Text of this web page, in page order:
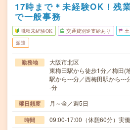
17時まで＊未経験OK！残
で一般事務
職種未経験OK 交通費別途支給あり
派遣
勤務地
大阪市北区
東梅田駅から徒歩1分／梅田(
駅から---分／西梅田駅から---
-分
曜日頻度 月～金／週5日
時間 09:00-17:00（休憩60分）実